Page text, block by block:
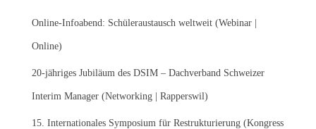
a
c
:
Online-Infoabend: Schüleraustausch weltweit (Webinar |
Online)
20-jähriges Jubiläum des DSIM – Dachverband Schweizer
Interim Manager (Networking | Rapperswil)
15. Internationales Symposium für Restrukturierung (Kongress